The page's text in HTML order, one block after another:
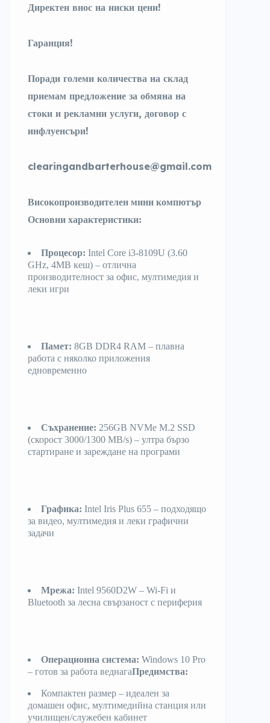
Директен внос на ниски цени!
Гаранция!
Поради големи количества на склад
приемам предложение за обмяна на
стоки и рекламни услуги, договор с
инфлуенсъри!
clearingandbarterhouse@gmail.com
Високопроизводителен мини компютър
Основни характеристики:
Процесор: Intel Core i3-8109U (3.60
GHz, 4MB кеш) – отлична
производителност за офис, мултимедия и
леки игри
Памет: 8GB DDR4 RAM – плавна
работа с няколко приложения
едновременно
Съхранение: 256GB NVMe M.2 SSD
(скорост 3000/1300 MB/s) – ултра бързо
стартиране и зареждане на програми
Графика: Intel Iris Plus 655 – подходящо
за видео, мултимедия и леки графични
задачи
Мрежа: Intel 9560D2W – Wi-Fi и
Bluetooth за лесна свързаност с периферия
Операционна система: Windows 10 Pro
– готов за работа веднагаПредимства:
Компактен размер – идеален за
домашен офис, мултимедийна станция или
училищен/служебен кабинет